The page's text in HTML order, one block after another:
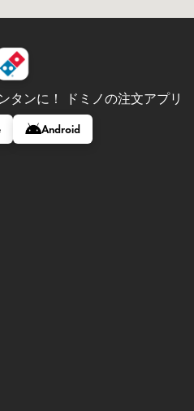
タンに！ ドミノの注文アプリ
Android